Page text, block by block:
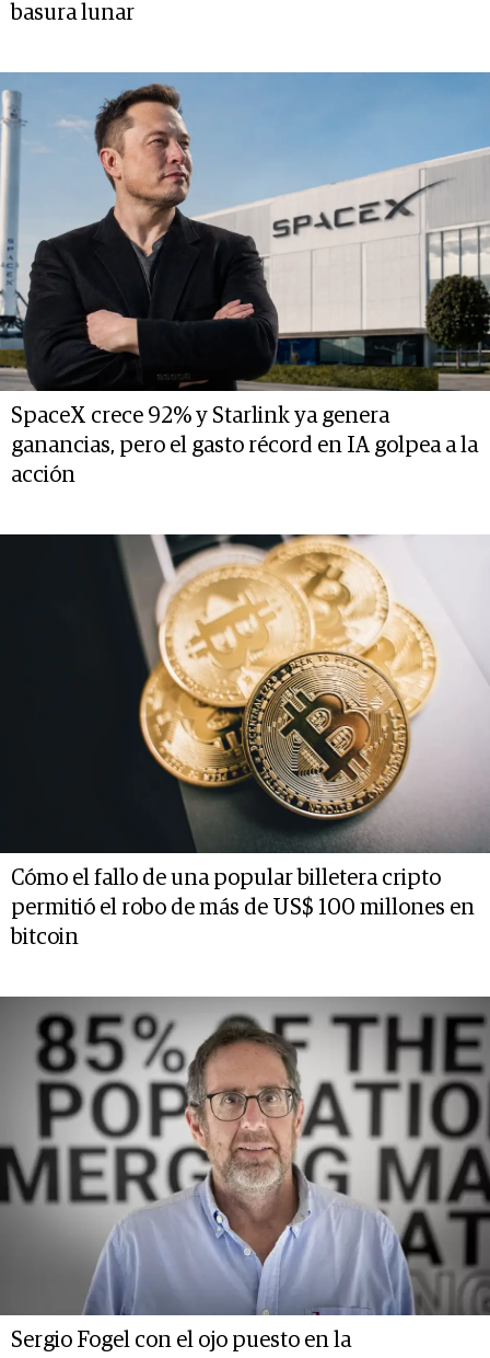
basura lunar
SpaceX crece 92% y Starlink ya genera
ganancias, pero el gasto récord en IA golpea a la
acción
Cómo el fallo de una popular billetera cripto
permitió el robo de más de US$ 100 millones en
bitcoin
Sergio Fogel con el ojo puesto en la